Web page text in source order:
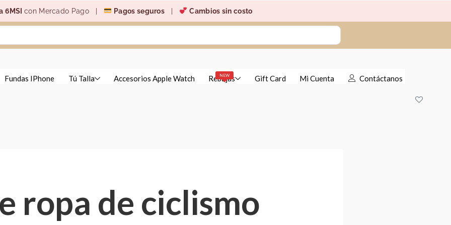
6MSIcon Mercado Pago | Pagos seguros Cambios sin costo
Fundas IPhone Tú Talla Accesorios Apple Watch NEW
Rebajas Gift Card Mi Cuenta Contáctanos
ropa de ciclismo